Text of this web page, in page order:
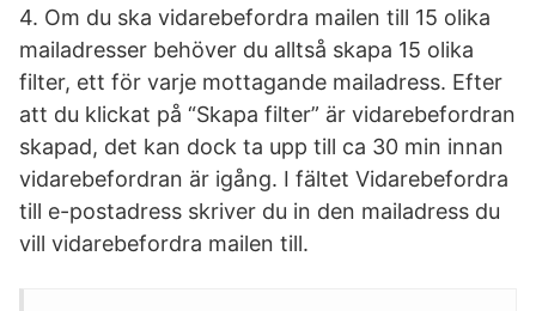
4. Om du ska vidarebefordra mailen till 15 olika
mailadresser behöver du alltså skapa 15 olika
filter, ett för varje mottagande mailadress. Efter
att du klickat på “Skapa filter” är vidarebefordran
skapad, det kan dock ta upp till ca 30 min innan
vidarebefordran är igång. I fältet Vidarebefordra
till e-postadress skriver du in den mailadress du
vill vidarebefordra mailen till.